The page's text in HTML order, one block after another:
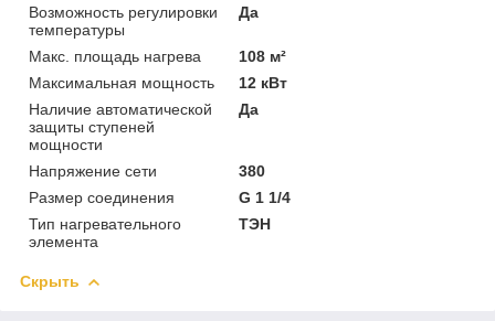
Возможность регулировки
температуры
Да
Макс. площадь нагрева
108 м²
Максимальная мощность
12 кВт
Наличие автоматической
защиты ступеней
мощности
Да
Напряжение сети
380
Размер соединения
G 1 1/4
Тип нагревательного
элемента
ТЭН
Скрыть